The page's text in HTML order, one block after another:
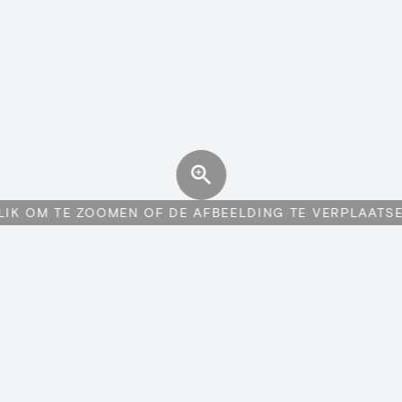
OM TE ZOOMEN OF DE AFBEELDING TE